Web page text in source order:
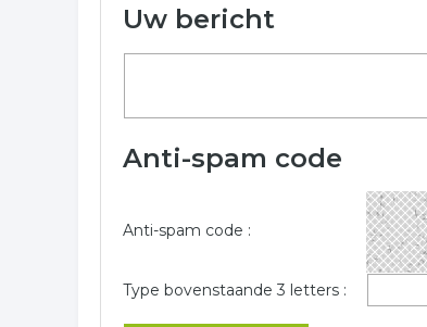
Uw bericht
Anti-spam code
Anti-spam code :
Type bovenstaande 3 letters :